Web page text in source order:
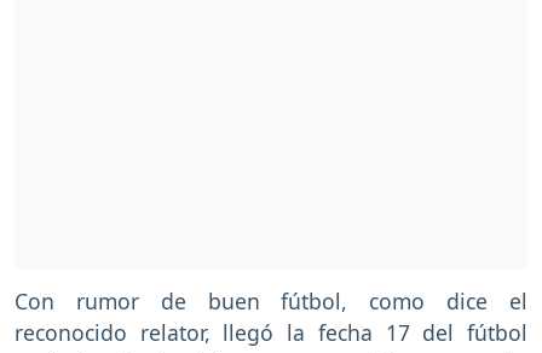
Con rumor de buen fútbol, como dice el
reconocido relator, llegó la fecha 17 del fútbol